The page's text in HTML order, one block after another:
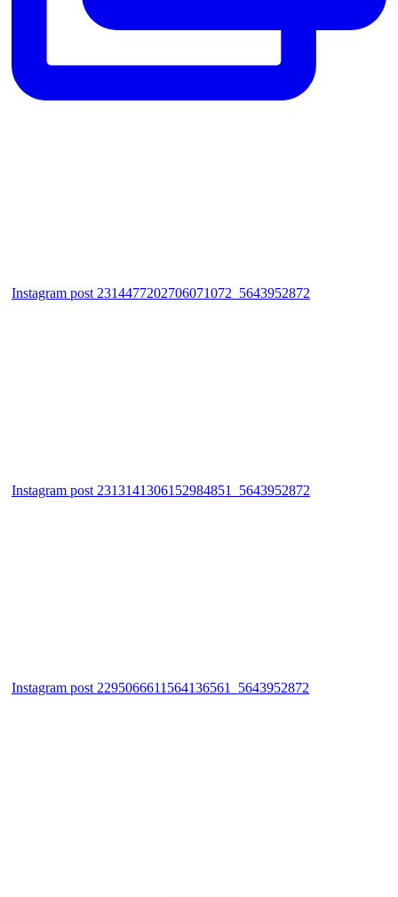
Instagram post 2314477202706071072_5643952872
Instagram post 2313141306152984851_5643952872
Instagram post 2295066611564136561_5643952872